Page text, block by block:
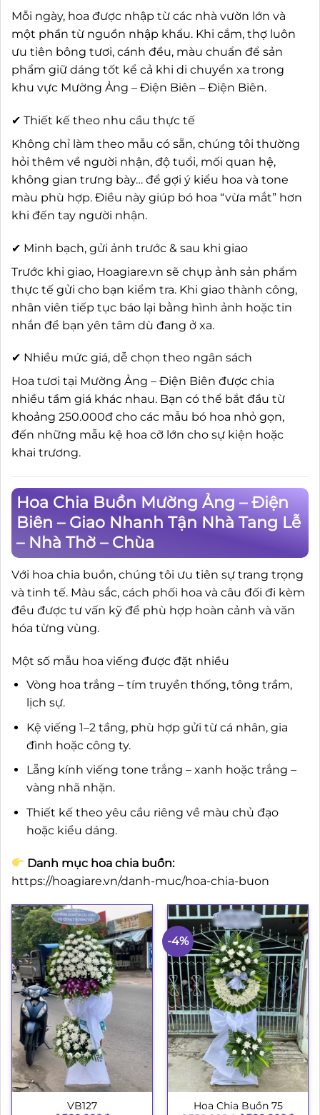
Mỗi ngày, hoa được nhập từ các nhà vườn lớn và
một phần từ nguồn nhập khẩu. Khi cắm, thợ luôn
ưu tiên bông tươi, cánh đều, màu chuẩn để sản
phẩm giữ dáng tốt kể cả khi di chuyển xa trong
khu vực Mường Ảng – Điện Biên – Điện Biên.
✔ Thiết kế theo nhu cầu thực tế
Không chỉ làm theo mẫu có sẵn, chúng tôi thường
hỏi thêm về người nhận, độ tuổi, mối quan hệ,
không gian trưng bày… để gợi ý kiểu hoa và tone
màu phù hợp. Điều này giúp bó hoa “vừa mắt” hơn
khi đến tay người nhận.
✔ Minh bạch, gửi ảnh trước & sau khi giao
Trước khi giao, Hoagiare.vn sẽ chụp ảnh sản phẩm
thực tế gửi cho bạn kiểm tra. Khi giao thành công,
nhân viên tiếp tục báo lại bằng hình ảnh hoặc tin
nhắn để bạn yên tâm dù đang ở xa.
✔ Nhiều mức giá, dễ chọn theo ngân sách
Hoa tươi tại Mường Ảng – Điện Biên được chia
nhiều tầm giá khác nhau. Bạn có thể bắt đầu từ
khoảng 250.000đ cho các mẫu bó hoa nhỏ gọn,
đến những mẫu kệ hoa cỡ lớn cho sự kiện hoặc
khai trương.
Hoa Chia Buồn Mường Ảng – Điện
Biên – Giao Nhanh Tận Nhà Tang Lễ
– Nhà Thờ – Chùa
Với hoa chia buồn, chúng tôi ưu tiên sự trang trọng
và tinh tế. Màu sắc, cách phối hoa và câu đối đi kèm
đều được tư vấn kỹ để phù hợp hoàn cảnh và văn
hóa từng vùng.
Một số mẫu hoa viếng được đặt nhiều
Vòng hoa trắng – tím truyền thống, tông trầm,
lịch sự.
Kệ viếng 1–2 tầng, phù hợp gửi từ cá nhân, gia
đình hoặc công ty.
Lẵng kính viếng tone trắng – xanh hoặc trắng –
vàng nhã nhặn.
Thiết kế theo yêu cầu riêng về màu chủ đạo
hoặc kiểu dáng.
Danh mục hoa chia buồn:
https://hoagiare.vn/danh-muc/hoa-chia-buon
VB127
-4%
Hoa Chia Buồn 75